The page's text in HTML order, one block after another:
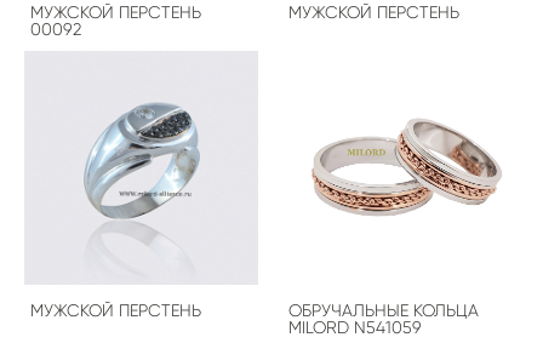
МУЖСКОЙ ПЕРСТЕНЬ
00092
МУЖСКОЙ ПЕРСТЕНЬ
МУЖСКОЙ ПЕРСТЕНЬ
ОБРУЧАЛЬНЫЕ КОЛЬЦА
MILORD N541059